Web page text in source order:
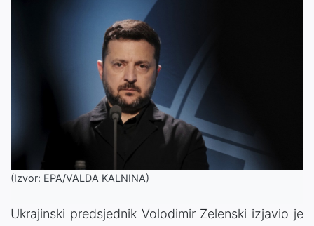
(Izvor: EPA/VALDA KALNINA)
Ukrajinski predsjednik Volodimir Zelenski izjavio je